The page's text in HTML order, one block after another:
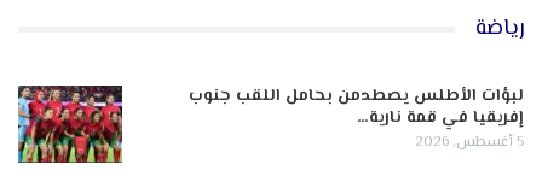
رياضة
لبؤات الأطلس يصطدمن بحامل اللقب جنوب
إفريقيا في قمة نارية…
5 أغسطس, 2026